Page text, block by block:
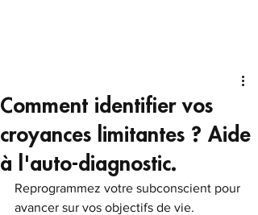
Comment identifier vos
croyances limitantes ? Aide
à l'auto-diagnostic.
Reprogrammez votre subconscient pour
avancer sur vos objectifs de vie.